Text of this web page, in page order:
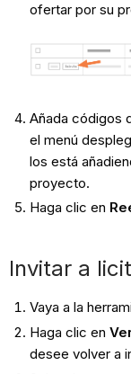
ofertar por su
Añada códigos
el menú
los está
proyecto.
Haga clic en
Invitar a
Vaya a la
Haga clic en
desee volver a